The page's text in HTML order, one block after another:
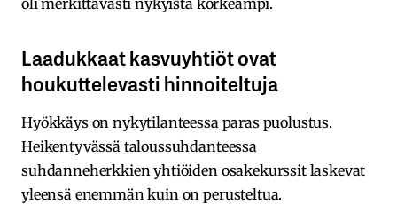
oli merkittävästi nykyistä korkeampi.
Laadukkaat kasvuyhtiöt ovat
houkuttelevasti hinnoiteltuja
Hyökkäys on nykytilanteessa paras puolustus.
Heikentyvässä taloussuhdanteessa
suhdanneherkkien yhtiöiden osakekurssit laskevat
yleensä enemmän kuin on perusteltua.